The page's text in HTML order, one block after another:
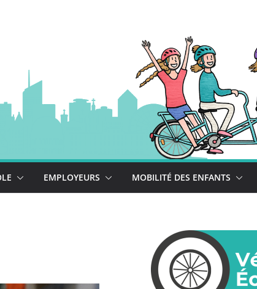
EMPLOYEURS MOBILITÉ DES ENFANTS